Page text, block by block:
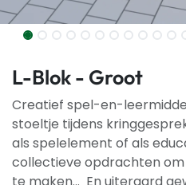
L-Blok - Groot
Creatief spel-en-
stoeltje tijdens
als spelelement of als
collectieve opdrachten